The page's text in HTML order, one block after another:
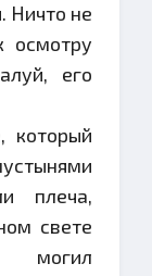
Ничто не
осмотру
его
который
плеча,
свете
могил